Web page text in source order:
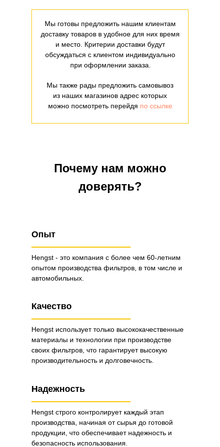
Мы готовы предложить нашим клиентам
доставку товаров в удобное для них время
и место. Критерии доставки будут
обсуждаться с клиентом индивидуально
при оформлении заказа.
Мы также рады предложить самовывоз
из наших магазинов адрес которых
можно посмотреть перейдя по ссылке
Почему нам можно
доверять?
Опыт
Hengst - это компания с более чем 60-летним
опытом производства фильтров, в том числе и
автомобильных.
Качество
Надежность
Hengst использует только высококачественные
материалы и технологии при производстве
своих фильтров, что гарантирует высокую
производительность и долговечность.
Hengst строго контролирует каждый этап
производства, начиная от сырья до готовой
продукции, что обеспечивает надежность и
безопасность использования.